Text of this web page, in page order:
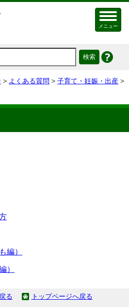
メニュー
> よくある質問 > 子育て・妊娠・出産 >
編）
）
る トップページへ戻る